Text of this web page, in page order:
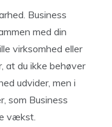
Business
med din
virksomhed eller
at du ikke behøver
udvider, men i
som Business
vækst.